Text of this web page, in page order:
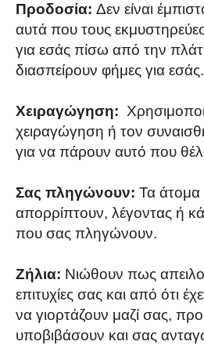
Προδοσία: Δεν είναι
αυτά που τους
για εσάς πίσω από την
διασπείρουν φήμες για εσάς.
Χειραγώγηση:
χειραγώγηση ή τον
για να πάρουν αυτό που
Σας πληγώνουν: Τα άτομα
απορρίπτουν, λέγοντας ή
που σας πληγώνουν.
Ζήλια: Νιώθουν πως
επιτυχίες σας και από ότι
να γιορτάζουν μαζί σας,
υποβιβάσουν και σας